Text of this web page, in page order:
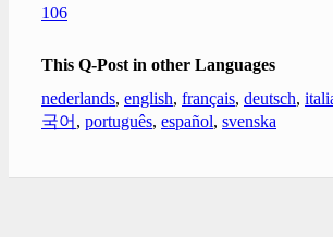
106
This Q-Post in other Languages
nederlands, english, français, deutsch,
국어 , português, español, svenska